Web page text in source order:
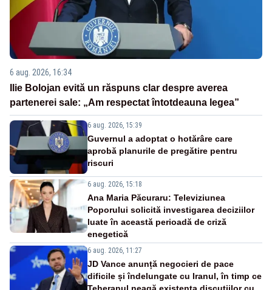
6 aug. 2026, 16:34
Ilie Bolojan evită un răspuns clar despre averea
partenerei sale: „Am respectat întotdeauna legea”
6 aug. 2026, 15:39
Guvernul a adoptat o hotărâre care
aprobă planurile de pregătire pentru
riscuri
6 aug. 2026, 15:18
Ana Maria Păcuraru: Televiziunea
Poporului solicită investigarea deciziilor
luate în această perioadă de criză
enegetică
6 aug. 2026, 11:27
JD Vance anunță negocieri de pace
dificile și îndelungate cu Iranul, în timp ce